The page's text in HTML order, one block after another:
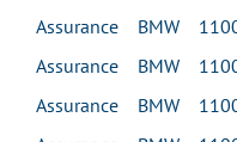
Assurance BMW
Assurance BMW 1100
Assurance BMW 1100